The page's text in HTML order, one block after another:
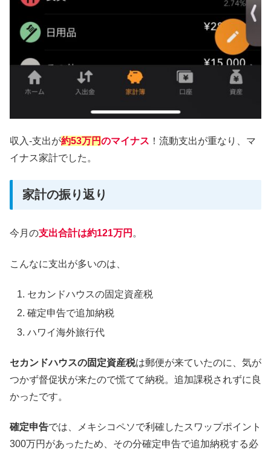
収入-支出が約53万円のマイナス ！流動支出が重なり、マ
イナス家計でした。
家計の振り返り
今月の支出合計は約121万円 。
こんなに支出が多いのは、
セカンドハウスの固定資産税
確定申告で追加納税
ハワイ海外旅行代
セカンドハウスの固定資産税は郵便が来ていたのに、気が
つかず督促状が来たので慌てて納税。追加課税されずに良
かったです。
確定申告では、メキシコペソで利確したスワップポイント
300万円があったため、その分確定申告で追加納税する必